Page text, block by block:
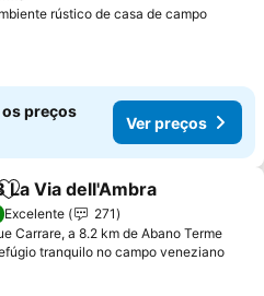
rústico de casa de campo
os preços
Ver preços
Adicionar aos favoritos
La Via dell'Ambra
Excelente
271
Carrare, a 8.2 km de Abano Terme
tranquilo no campo veneziano